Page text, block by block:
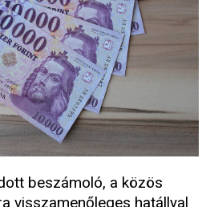
beszámoló, a közös
visszamenőleges hatállyal